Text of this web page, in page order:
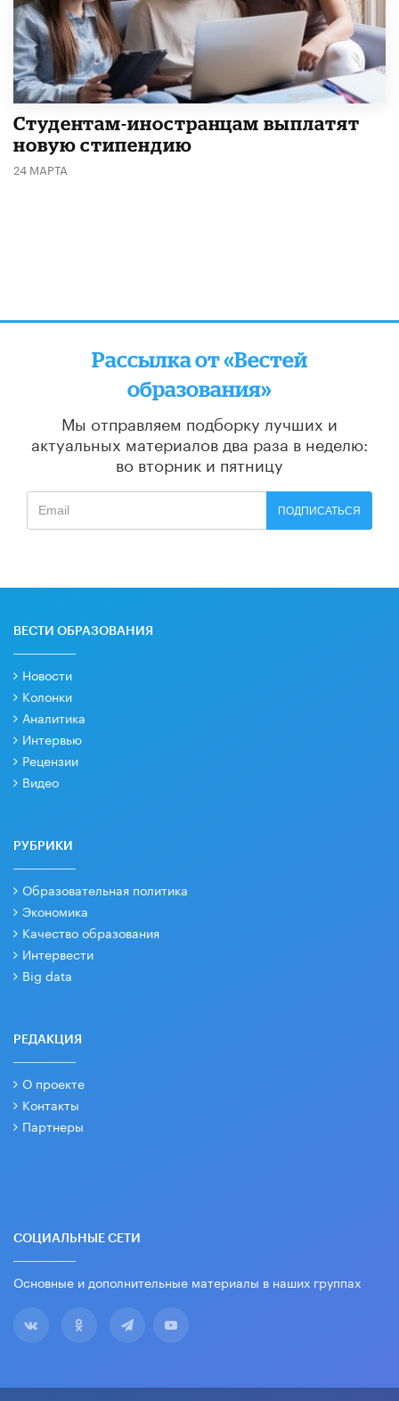
Студентам-иностранцам выплатят
новую стипендию
24 МАРТА
Рассылка от «Вестей
образования»
Мы отправляем подборку лучших и
актуальных материалов два раза в неделю:
во вторник и пятницу
ПОДПИСАТЬСЯ
ВЕСТИ ОБРАЗОВАНИЯ
Новости
Колонки
Аналитика
Интервью
Рецензии
Видео
РУБРИКИ
Образовательная политика
Экономика
Качество образования
Интервести
Big data
РЕДАКЦИЯ
О проекте
Контакты
Партнеры
СОЦИАЛЬНЫЕ СЕТИ
Основные и дополнительные материалы в наших группах